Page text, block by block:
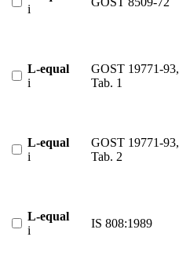
i
L-equal
i
GOST 19771-93,
Tab. 1
L-equal
i
GOST 19771-93,
Tab. 2
L-equal
i
IS 808:1989